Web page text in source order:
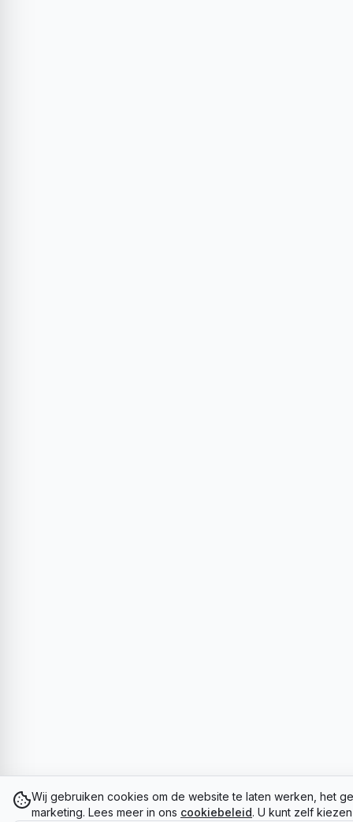
Wij gebruiken cookies om de website te laten werken, het
marketing. Lees meer in ons cookiebeleid. U kunt zelf